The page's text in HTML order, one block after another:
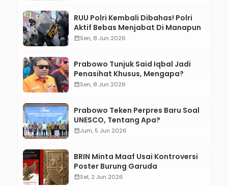
RUU Polri Kembali Dibahas! Polri
Aktif Bebas Menjabat Di Manapun
calendar_monthSen, 8 Jun 2026
Prabowo Tunjuk Said Iqbal Jadi
Penasihat Khusus, Mengapa?
calendar_monthSen, 8 Jun 2026
Prabowo Teken Perpres Baru Soal
UNESCO, Tentang Apa?
calendar_monthJum, 5 Jun 2026
BRIN Minta Maaf Usai Kontroversi
Poster Burung Garuda
calendar_monthSel, 2 Jun 2026